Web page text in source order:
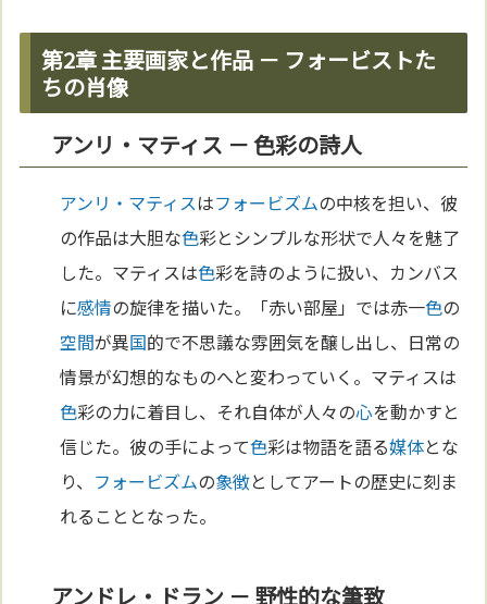
第2章 主要画家と作品 － フォービストた
ちの肖像
アンリ・マティス － 色彩の詩人
アンリ・マティスはフォービズムの中核を担い、彼
の作品は大胆な色彩とシンプルな形状で人々を魅了
した。マティスは色彩を詩のように扱い、カンバス
に感情の旋律を描いた。「赤い部屋」では赤一色の
空間が異国的で不思議な雰囲気を醸し出し、日常の
情景が幻想的なものへと変わっていく。マティスは
色彩の力に着目し、それ自体が人々の心を動かすと
信じた。彼の手によって色彩は物語を語る媒体とな
り、 フォービズムの象徴としてアートの歴史に刻ま
れることとなった。
アンドレ・ドラン － 野性的な筆致